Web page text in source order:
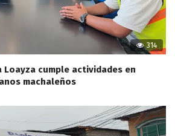
314
Loayza cumple actividades en
machaleños